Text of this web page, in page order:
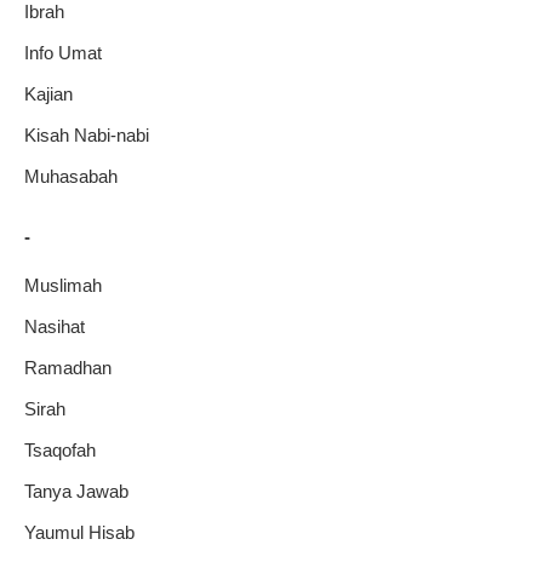
Ibrah
Info Umat
Kajian
Kisah Nabi-nabi
Muhasabah
-
Muslimah
Nasihat
Ramadhan
Sirah
Tsaqofah
Tanya Jawab
Yaumul Hisab